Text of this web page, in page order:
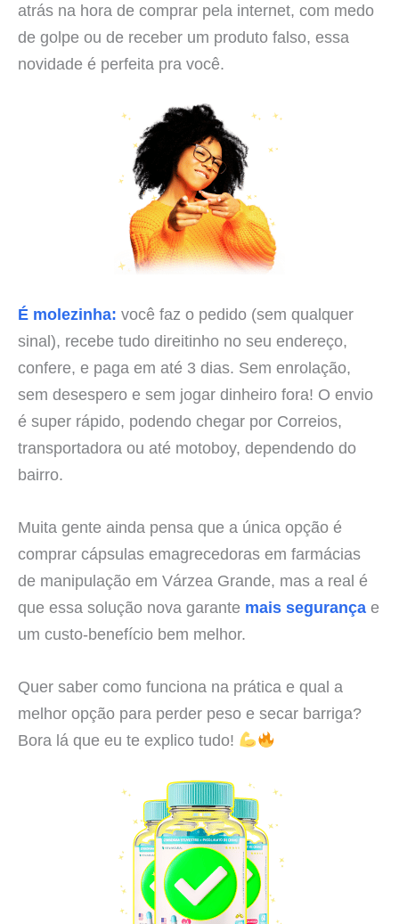
atrás na hora de comprar pela internet, com medo
de golpe ou de receber um produto falso, essa
novidade é perfeita pra você.
É molezinha: você faz o pedido (sem qualquer
sinal), recebe tudo direitinho no seu endereço,
confere, e paga em até 3 dias. Sem enrolação,
sem desespero e sem jogar dinheiro fora! O envio
é super rápido, podendo chegar por Correios,
transportadora ou até motoboy, dependendo do
bairro.
Muita gente ainda pensa que a única opção é
comprar cápsulas emagrecedoras em farmácias
de manipulação em Várzea Grande, mas a real é
que essa solução nova garante mais segurança e
um custo-benefício bem melhor.
Quer saber como funciona na prática e qual a
melhor opção para perder peso e secar barriga?
Bora lá que eu te explico tudo!